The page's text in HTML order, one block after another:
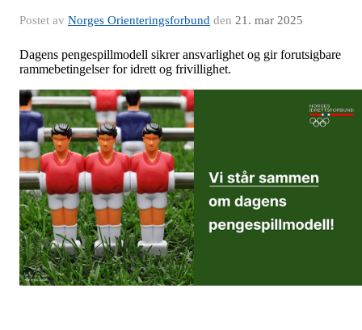
Postet av Norges Orienteringsforbund den 21. mar 2025
Dagens pengespillmodell sikrer ansvarlighet og gir forutsigbare
rammebetingelser for idrett og frivillighet.